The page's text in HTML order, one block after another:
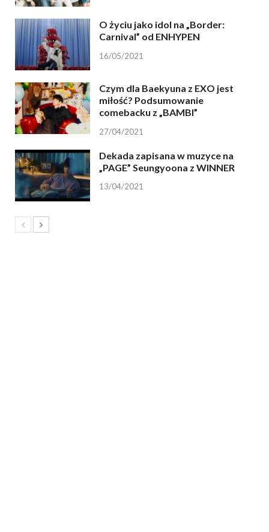
O życiu jako idol na „Border:
Carnival” od ENHYPEN
16/05/2021
Czym dla Baekyuna z EXO jest
miłość? Podsumowanie
comebacku z „BAMBI”
27/04/2021
Dekada zapisana w muzyce na
„PAGE” Seungyoona z WINNER
13/04/2021